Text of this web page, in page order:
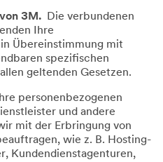
3M. Die verbundenen
Ihre
Übereinstimmung mit
spezifischen
geltenden Gesetzen.
personenbezogenen
und andere
mit der Erbringung von
wie z. B. Hosting-
Kundendienstagenturen,